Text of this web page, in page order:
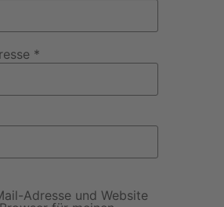
*
Adresse und Website